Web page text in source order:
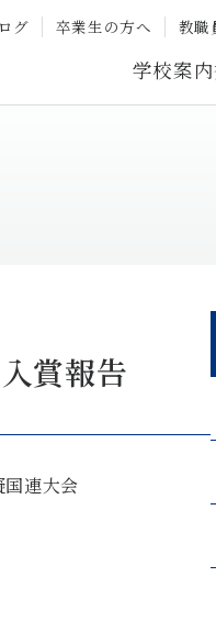
グ 卒業生の方へ 教職
学校案内
賞報告
連大会